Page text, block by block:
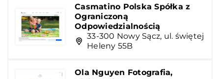
Casmatino Polska Spółka z
Ograniczoną
Odpowiedzialnością
33-300 Nowy Sącz, ul. świętej
Heleny 55B
Ola Nguyen Fotografia,